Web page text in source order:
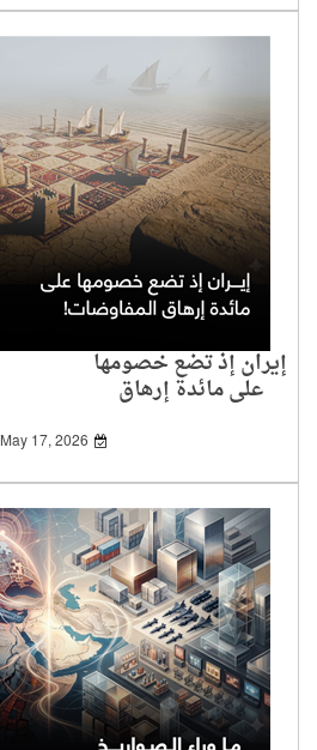
إيران إذ تضع خصومها
على مائدة إرهاق
المفاوضات!
May 17, 2026